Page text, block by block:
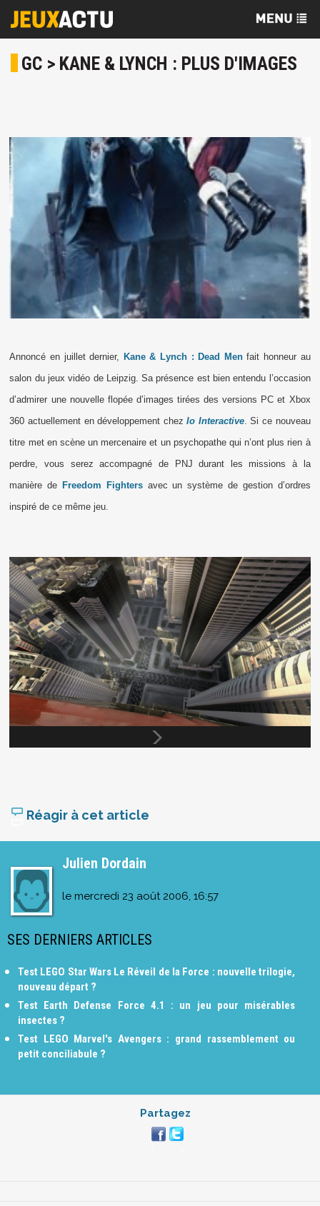
GC > KANE & LYNCH : PLUS D'IMAGES
Annoncé en juillet dernier, Kane & Lynch : Dead Menfait honneur au
salon du jeux vidéo de Leipzig. Sa présence est bien entendu l’occasion
d’admirer une nouvelle flopée d’images tirées des versions PC et Xbox
360 actuellement en développement chezIo Interactive. Si ce nouveau
titre met en scène un mercenaire et un psychopathe qui n’ont plus rien à
perdre, vous serez accompagné de PNJ durant les missions à la
manière de Freedom Fightersavec un système de gestion d’ordres
inspiré de ce même jeu.
Réagir à cet article
Julien Dordain
le mercredi 23 août 2006, 16:57
SES DERNIERS ARTICLES
Test LEGO Star Wars Le Réveil de la Force : nouvelle trilogie,
nouveau départ ?
Test Earth Defense Force 4.1 : un jeu pour misérables
insectes ?
Test LEGO Marvel's Avengers : grand rassemblement ou
petit conciliabule ?
Partagez